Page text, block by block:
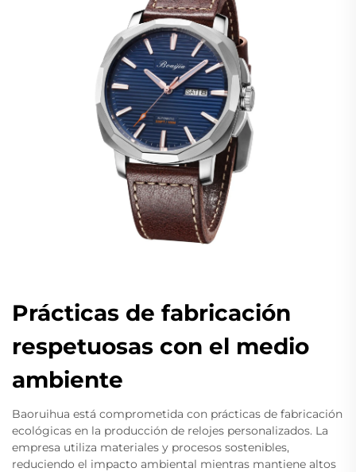
Prácticas de fabricación
respetuosas con el medio
ambiente
Baoruihua está comprometida con prácticas de fabricación
ecológicas en la producción de relojes personalizados. La
empresa utiliza materiales y procesos sostenibles,
reduciendo el impacto ambiental mientras mantiene altos